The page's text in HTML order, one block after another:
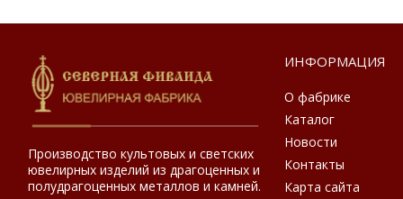
Производство культовых и светских
ювелирных изделий из драгоценных и
полудрагоценных металлов и камней.
ИНФОРМАЦИЯ
О фабрике
Каталог
Новости
Контакты
Карта сайта